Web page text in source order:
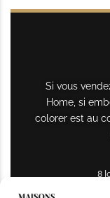
Si vous
Home, si
colorer est au
8